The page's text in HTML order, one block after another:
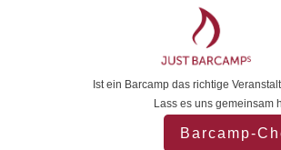
Ist ein Barcamp das richtige
Lass es uns gemeinsam
Barcamp-